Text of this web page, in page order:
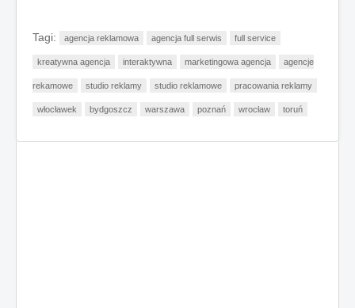
Tagi: agencja reklamowa agencja full serwis full service
kreatywna agencja interaktywna marketingowa agencja agencje
rekamowe studio reklamy studio reklamowe pracowania reklamy
włocławek bydgoszcz warszawa poznań wrocław toruń